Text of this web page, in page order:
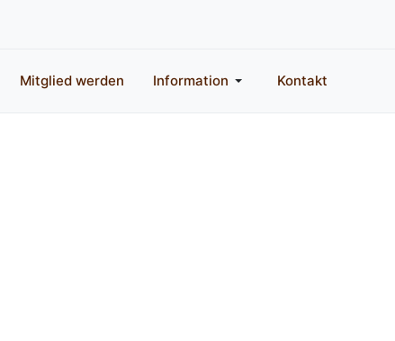
Mitglied werden Information Kontakt